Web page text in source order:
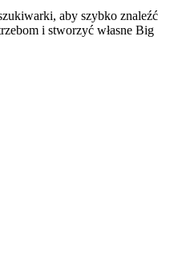
aby szybko znaleźć
i stworzyć własne Big